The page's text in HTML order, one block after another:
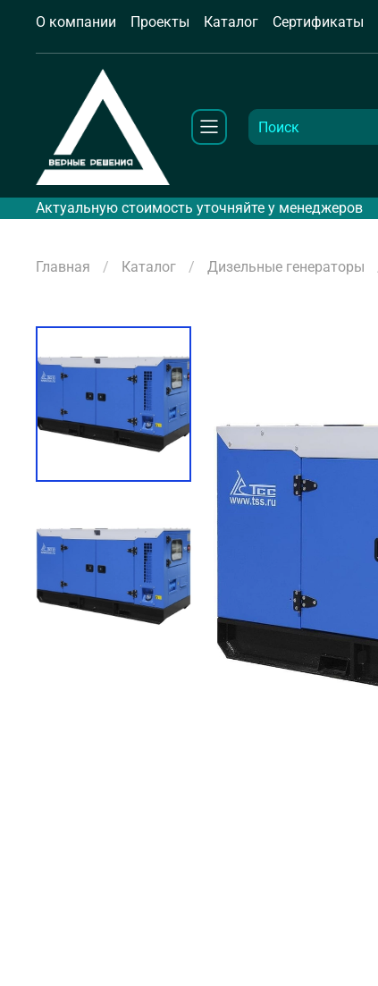
О компании Проекты Каталог Сертификаты
Актуальную стоимость уточняйте у менеджеров
Главная Каталог Дизельные генераторы